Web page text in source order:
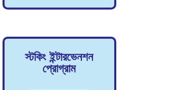
স্টকিং ইন্টারভেনশন
প্রোগ্রাম